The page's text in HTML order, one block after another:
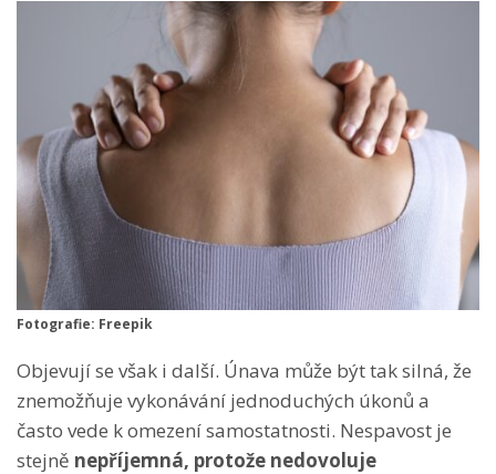
Fotografie: Freepik
Objevují se však i další. Únava může být tak silná, že
znemožňuje vykonávání jednoduchých úkonů a
často vede k omezení samostatnosti. Nespavost je
stejně nepříjemná, protože nedovoluje